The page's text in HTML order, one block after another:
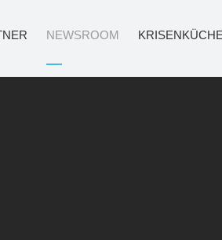
NEWSROOM KRISENKÜCHE
14-oktober-2024/full-view.html